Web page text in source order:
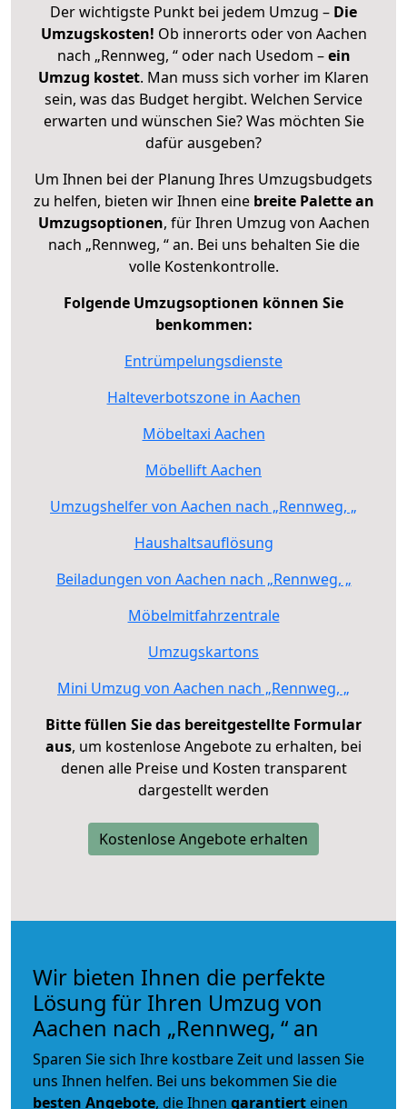
Der wichtigste Punkt bei jedem Umzug – Die
Umzugskosten! Ob innerorts oder von Aachen
nach „Rennweg, “ oder nach Usedom –ein
Umzug kostet. Man muss sich vorher im Klaren
sein, was das Budget hergibt. Welchen Service
erwarten und wünschen Sie? Was möchten Sie
dafür ausgeben?
Um Ihnen bei der Planung Ihres Umzugsbudgets
zu helfen, bieten wir Ihnen eine breite Palette an
Umzugsoptionen, für Ihren Umzug von Aachen
nach „Rennweg, “ an. Bei uns behalten Sie die
volle Kostenkontrolle.
Folgende Umzugsoptionen können Sie
benkommen:
Entrümpelungsdienste
Halteverbotszone in Aachen
Möbeltaxi Aachen
Möbellift Aachen
Umzugshelfer von Aachen nach „Rennweg, „
Haushaltsauflösung
Beiladungen von Aachen nach „Rennweg, „
Möbelmitfahrzentrale
Umzugskartons
Mini Umzug von Aachen nach „Rennweg, „
Bitte füllen Sie das bereitgestellte Formular
aus, um kostenlose Angebote zu erhalten, bei
denen alle Preise und Kosten transparent
dargestellt werden
Kostenlose Angebote erhalten
Wir bieten Ihnen die perfekte
Lösung für Ihren Umzug von
Aachen nach „Rennweg, “ an
Sparen Sie sich Ihre kostbare Zeit und lassen Sie
uns Ihnen helfen. Bei uns bekommen Sie die
besten Angebote, die Ihnen garantiert einen